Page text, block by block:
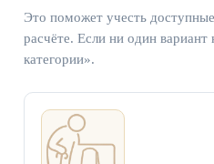
Это поможет учесть
расчёте. Если ни один
категории».